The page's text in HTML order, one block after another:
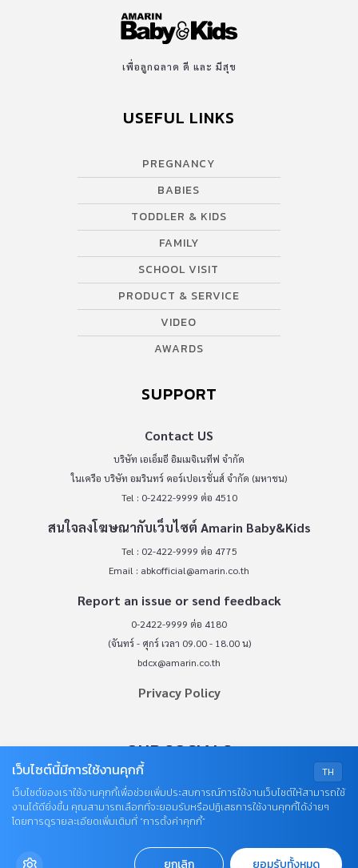
เพื่อลูกฉลาด ดี และ มีสุข
USEFUL LINKS
PREGNANCY
BABIES
TODDLER & KIDS
FAMILY
SCHOOL VISIT
PRODUCT & SERVICE
VIDEO
AWARDS
SUPPORT
Contact US
บริษัท เอเอ็มอี อิมเมจิเนทีฟ จำกัด
ในเครือ บริษัท อมรินทร์ คอร์เปอเรชั่นส์ จำกัด (มหาชน)
Tel : 0-2422-9999 ต่อ 4510
สนใจลงโฆษณากับเว็บไซต์ Amarin Baby&Kids
Tel : 02-422-9999 ต่อ 4775
Email : abkofficial@amarin.co.th
Report an issue or send feedback
0-2422-9999 ต่อ 4180
(จันทร์ - ศุกร์ เวลา 09.00 - 18.00 น)
bdcx@amarin.co.th
Privacy Policy
OUR SOCIALS
© COPYRIGHT 2026
TH
เว็บไซต์นี้มีการใช้งานคุกกี้
เว็บไซต์ของเราใช้งานคุกกี้เพื่อช่วยเพิ่มประสบการณ์การใช้งานเว็บไซต์ให้สามารถใช้
งานได้ดียิ่งขึ้น คุณสามารถเลือกที่จะยอมรับหรือปฏิเสธการใช้งานคุกกี้ได้ง่ายๆ
โดยการดูรายละเอียดเพิ่มเติมที่ “การตั้งค่าคุกกี้”
ยกเลิก ยอมรับทั้งหมด